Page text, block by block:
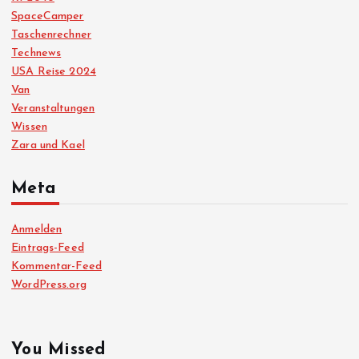
SpaceCamper
Taschenrechner
Technews
USA Reise 2024
Van
Veranstaltungen
Wissen
Zara und Kael
Meta
Anmelden
Eintrags-Feed
Kommentar-Feed
WordPress.org
You Missed